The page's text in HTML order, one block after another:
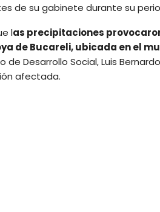
de su gabinete durante su
las precipitaciones
de Bucareli, ubicada en el
Desarrollo Social, Luis
afectada.